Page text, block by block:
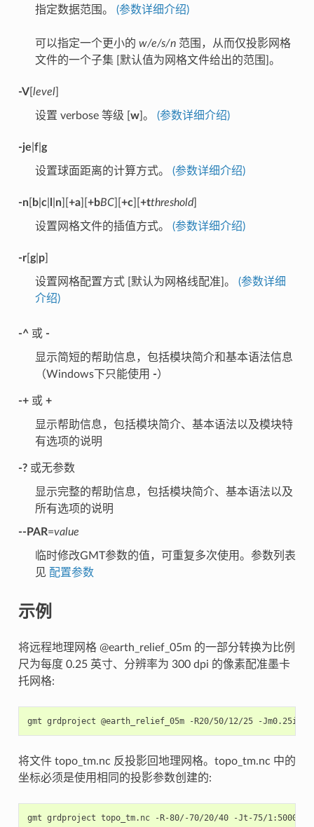
指定数据范围。 (参数详细介绍)
可以指定一个更小的 w/e/s/n范围，从而仅投影网格
文件的一个子集 [默认值为网格文件给出的范围]。
-V[ level]
设置 verbose 等级 [ w]。 (参数详细介绍)
-je f| g
设置球面距离的计算方式。 (参数详细介绍)
-n[ b| c| n][ +a][ +bBC][ +c][ +tthreshold]
设置网格文件的插值方式。 (参数详细介绍)
-r[ g| p]
设置网格配置方式 [默认为网格线配准]。 (参数详细
介绍)
-^或 -
显示简短的帮助信息，包括模块简介和基本语法信息
（Windows下只能使用 -）
-+或 +
显示帮助信息，包括模块简介、基本语法以及模块特
有选项的说明
-?或无参数
显示完整的帮助信息，包括模块简介、基本语法以及
所有选项的说明
--PAR=value
临时修改GMT参数的值，可重复多次使用。参数列表
见 配置参数
示例
将远程地理网格 @earth_relief_05m 的一部分转换为比例
尺为每度 0.25 英寸、分辨率为 300 dpi 的像素配准墨卡
托网格:
gmt grdproject @earth_relief_05m -R20/50/12/25 -Jm0.25i
将文件 topo_tm.nc 反投影回地理网格。topo_tm.nc 中的
坐标必须是使用相同的投影参数创建的:
gmt grdproject topo_tm.nc -R-80/-70/20/40 -Jt-75/1:500000